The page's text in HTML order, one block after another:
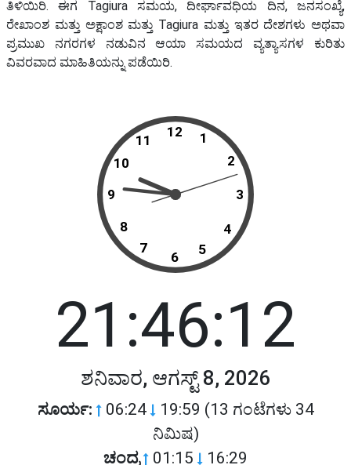
ತಿಳಿಯಿರಿ. ಈಗ Tagiura ಸಮಯ, ದೀರ್ಘಾವಧಿಯ ದಿನ, ಜನಸಂಖ್ಯೆ,
ರೇಖಾಂಶ ಮತ್ತು ಅಕ್ಷಾಂಶ ಮತ್ತು Tagiura ಮತ್ತು ಇತರ ದೇಶಗಳು ಅಥವಾ
ಪ್ರಮುಖ ನಗರಗಳ ನಡುವಿನ ಆಯಾ ಸಮಯದ ವ್ಯತ್ಯಾಸಗಳ ಕುರಿತು
ವಿವರವಾದ ಮಾಹಿತಿಯನ್ನು ಪಡೆಯಿರಿ.
12
11
10
9
8
7
6 5
4
3
2
1
21:46:12
ಶನಿವಾರ, ಆಗಸ್ಟ್ 8, 2026
ಸೂರ್ಯ: 06:24 19:59 (13 ಗಂಟೆಗಳು 34
ನಿಮಿಷ)
ಚಂದ್ರ 01:15 16:29